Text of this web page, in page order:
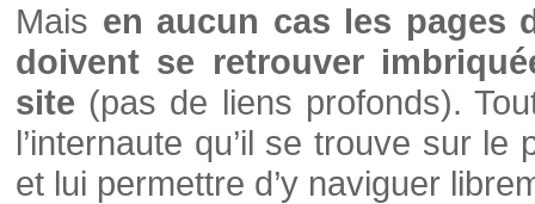
Mais en aucun cas les pages
doivent se retrouver
site (pas de liens profonds).
l’internaute qu’il se trouve sur
et lui permettre d’y naviguer